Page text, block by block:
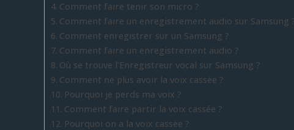
Comment faire tenir son micro ?
Comment faire un enregistrement audio sur Samsung
Comment enregistrer sur un Samsung ?
Comment faire un enregistrement audio ?
Où se trouve l’Enregistreur vocal sur Samsung ?
Comment ne plus avoir la voix cassée ?
Pourquoi je perds ma voix ?
Comment faire partir la voix cassée ?
Pourquoi on a la voix cassée ?